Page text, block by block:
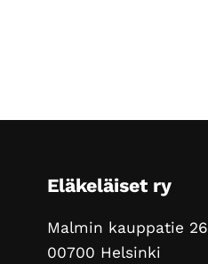
Eläkeläiset ry
Malmin kauppatie 26
00700 Helsinki